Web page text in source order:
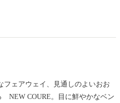
フェアウェイ、見通しのよいおお
NEW COURE。目に鮮やかなベン